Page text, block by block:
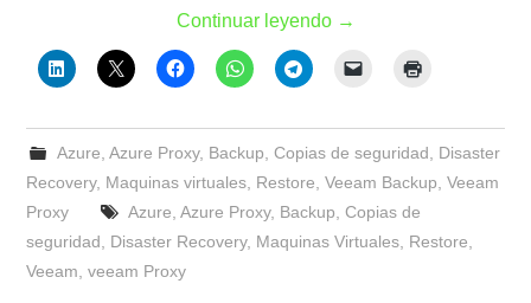
Continuar leyendo →
Azure Azure Proxy, Backup Copias de seguridad
Disaster
Recovery, Maquinas virtuales Restore ,Veeam Backup ,Veeam
Proxy
Azure Azure Proxy, Backup Copias de
seguridad
Disaster Recovery, Maquinas Virtuales Restore
Veeam ,veeam Proxy